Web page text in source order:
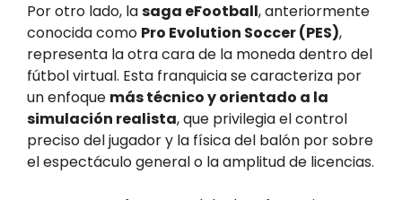
Por otro lado, lasaga eFootball, anteriormente
conocida como Pro Evolution Soccer (PES),
representa la otra cara de la moneda dentro del
fútbol virtual. Esta franquicia se caracteriza por
un enfoque más técnico y orientado a la
simulación realista, que privilegia el control
preciso del jugador y la física del balón por sobre
el espectáculo general o la amplitud de licencias.